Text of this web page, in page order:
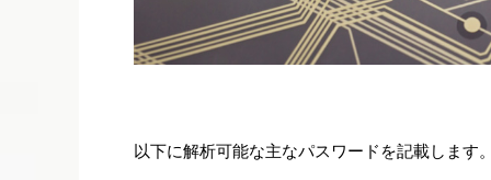
以下に解析可能な主なパスワードを記載します